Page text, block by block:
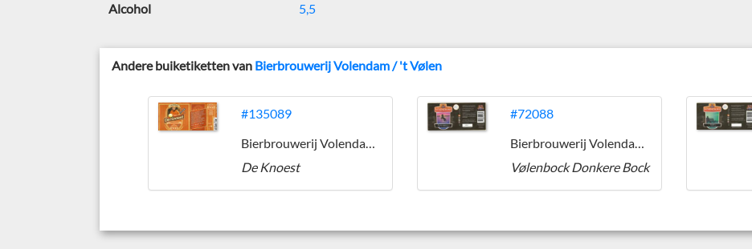
Alcohol 5,5
Andere buiketiketten van Bierbrouwerij Volendam / 't Vølen
#135089
Bierbrouwerij Volendam / 't Vølen
De Knoest
#72088
Bierbrouwerij Volendam / 't Vølen
Vølenbock Donkere Bock